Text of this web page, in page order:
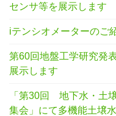
センサ等を展示します
iテンシオメーターのご
第60回地盤工学研究発
展示します
「第30回 地下水・土
集会」にて多機能土壌